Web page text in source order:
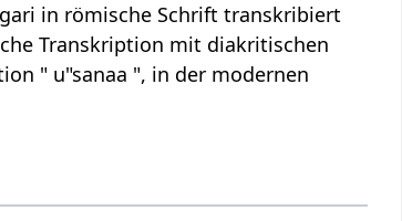
in römische Schrift transkribiert
Transkription mit diakritischen
" u"sanaa ", in der modernen